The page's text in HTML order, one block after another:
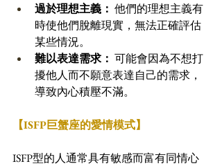
過於理想主義： 他們的理想主義有
時使他們脫離現實，無法正確評估
某些情況。
難以表達需求： 可能會因為不想打
擾他人而不願意表達自己的需求，
導致內心積壓不滿。
【ISFP巨蟹座的愛情模式】
ISFP型的人通常具有敏感而富有同情心